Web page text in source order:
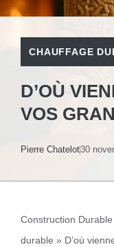
CHAUFFAGE
D’OÙ
VOS
Pierre Chatelot30
Construction Durable
durable » D’où